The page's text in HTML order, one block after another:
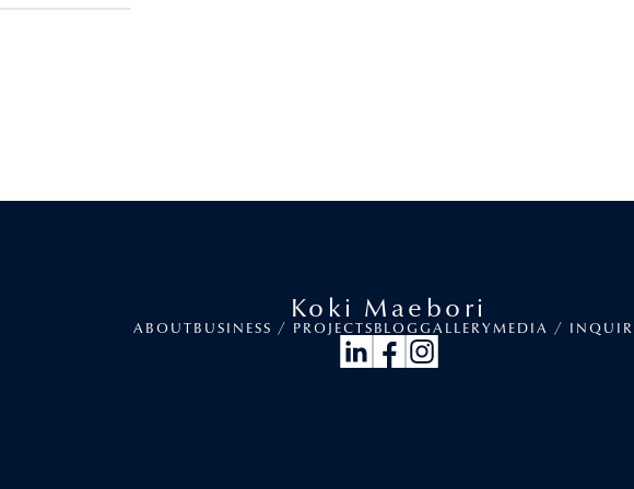
Koki Maebori
ABOUTBUSINESS / PROJECTSBLOGGALLERYMEDIA /